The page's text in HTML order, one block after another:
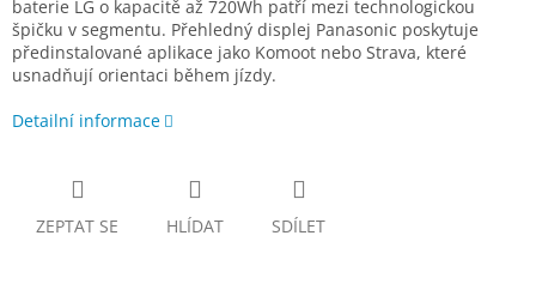
baterie LG o kapacitě až 720Wh patří mezi technologickou
špičku v segmentu. Přehledný displej Panasonic poskytuje
předinstalované aplikace jako Komoot nebo Strava, které
usnadňují orientaci během jízdy.
Detailní informace
ZEPTAT SE HLÍDAT SDÍLET